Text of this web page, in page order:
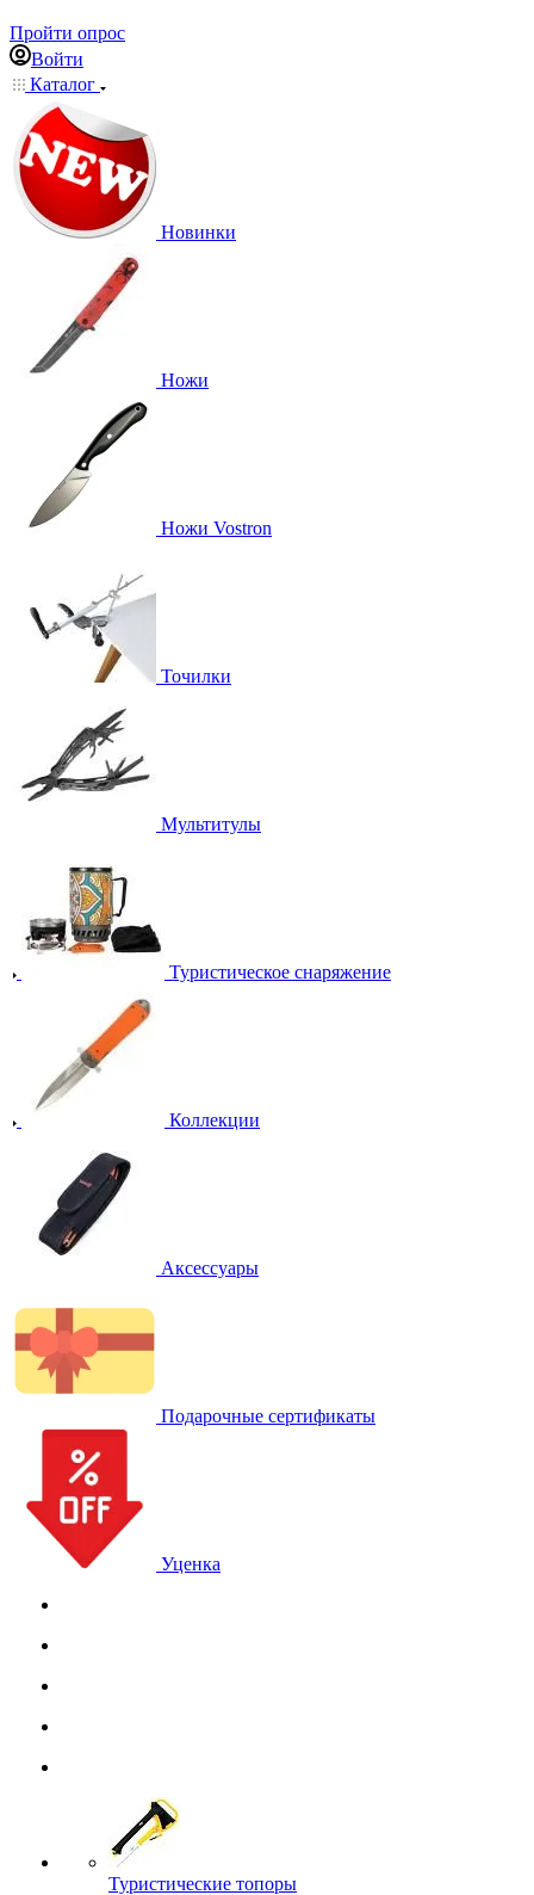
Пройти опрос
Войти
Каталог
Новинки
Ножи
Ножи Vostron
Точилки
Мультитулы
Туристическое снаряжение
Коллекции
Аксессуары
Подарочные сертификаты
Уценка
Туристические топоры